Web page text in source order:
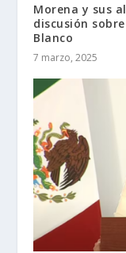
Morena y sus
discusión
Blanco
7 marzo, 2025